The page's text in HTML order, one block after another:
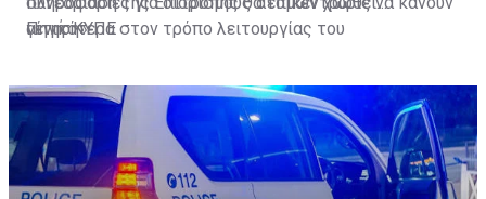
αίτηση».
γενικότερα στον τρόπο λειτουργίας του
Πηγή: ΚΥΠΕ